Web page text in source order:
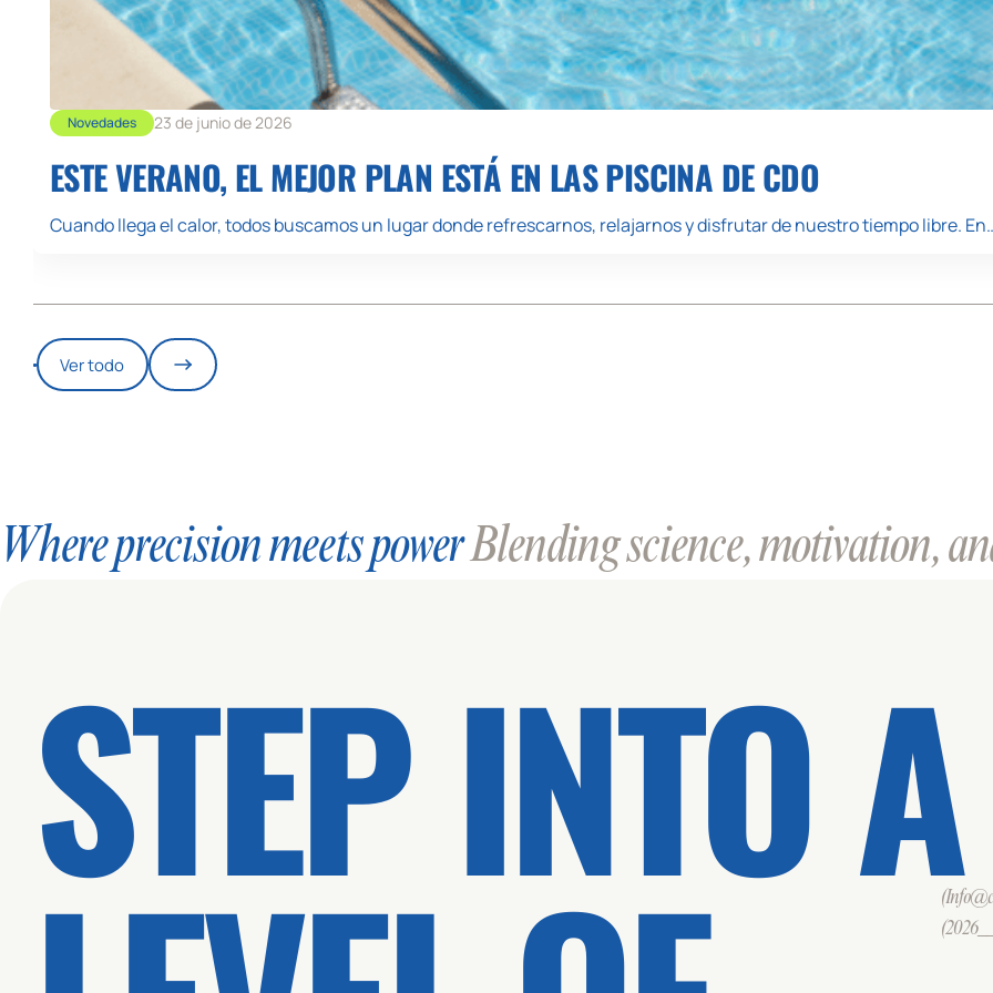
Novedades 23 de junio de 2026
ESTE VERANO, EL MEJOR PLAN ESTÁ EN LAS PISCINA DE CDO
Cuando llega el calor, todos buscamos un lugar donde refrescarnos, relajarnos y disfrutar de nuestro tiempo libre.
Ver todo
Where precision meets powerBlending science, motivation,
STEP INTO